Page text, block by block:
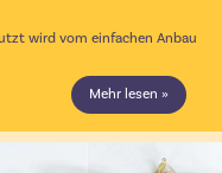
wird vom einfachen Anbau
Mehr lesen »